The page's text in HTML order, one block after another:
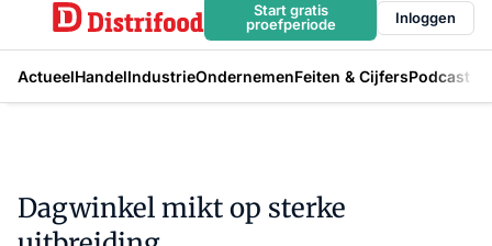
Start gratis
proefperiode
Inloggen
ActueelHandelIndustrieOndernemenFeiten & CijfersPodcast
Dagwinkel mikt op sterke